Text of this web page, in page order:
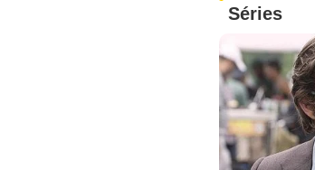
Séries